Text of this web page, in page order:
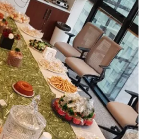
PARA EVENTOS
EVENTOS ESPORTIVOS
ANIVERSÁRIOS
EMPRESA
EVENTOS DE EMPRESA
REUNIÕES